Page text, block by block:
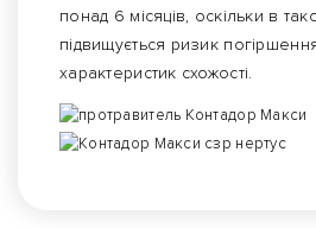
понад 6 місяців, оскільки в
підвищується ризик
характеристик схожості.